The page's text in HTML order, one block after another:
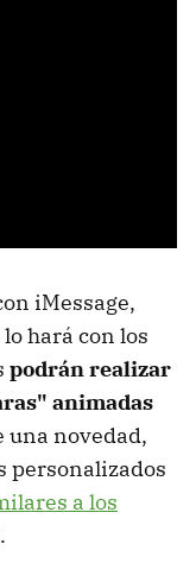
iMessage,
hará con los
podrán realizar
animadas
una novedad,
personalizados
a los
.